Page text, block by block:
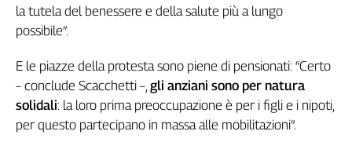
la tutela del benessere e della salute più a lungo
possibile”.
E le piazze della protesta sono piene di pensionati: “Certo
– conclude Scacchetti –, gli anziani sono per natura
solidali: la loro prima preoccupazione è per i figli e i nipoti,
per questo partecipano in massa alle mobilitazioni”.